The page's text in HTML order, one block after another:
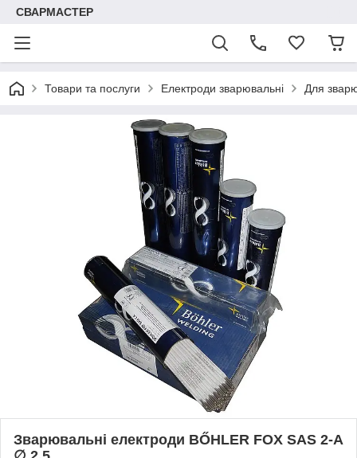
СВАРМАСТЕР
Товари та послуги Електроди зварювальні Для
Зварювальні електроди BŐHLER FOX SAS 2-A